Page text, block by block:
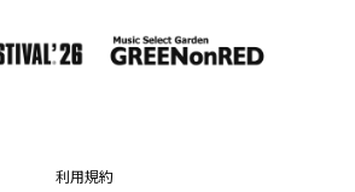
利用規約